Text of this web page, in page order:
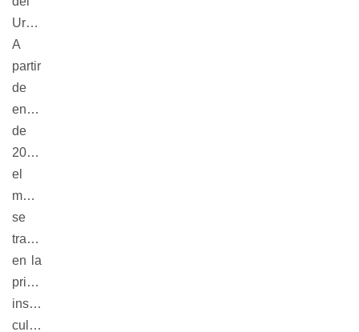
Uruguay.
A
partir
de
enero
de
2008,
el
museo
se
transformó
en la
primera
institución
cultural